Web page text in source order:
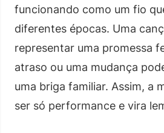
funcionando como um fio
diferentes épocas. Uma
representar uma promessa
atraso ou uma mudança
uma briga familiar. Assim, a
ser só performance e vira